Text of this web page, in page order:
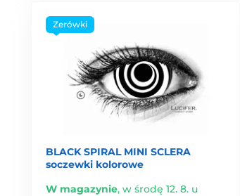
Zerówki
BLACK SPIRAL MINI SCLERA
soczewki kolorowe
W magazynie, w środę 12. 8. u